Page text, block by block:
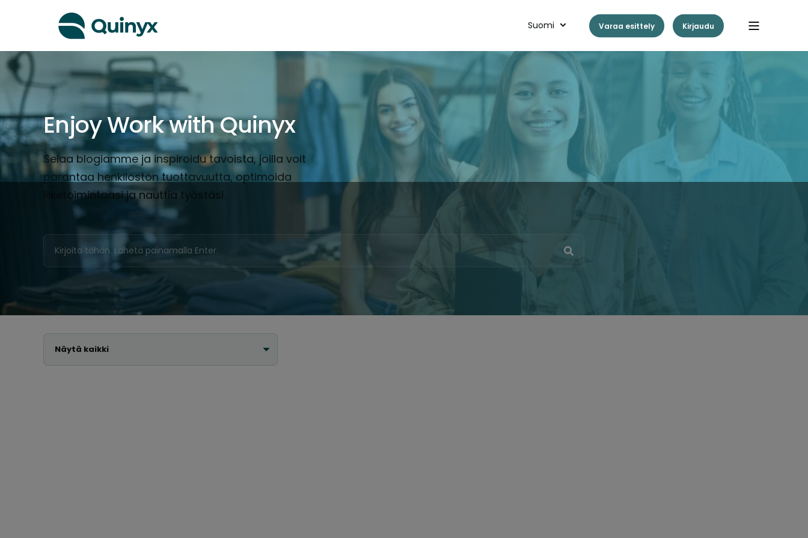
Suomi Varaa esittely Kirjaudu
Enjoy Work with Quinyx
Selaa blogiamme ja inspiroidu tavoista, joilla voit
parantaa henkilöstön tuottavuutta, optimoida
liiketoimintaasi ja nauttia työstäsi.